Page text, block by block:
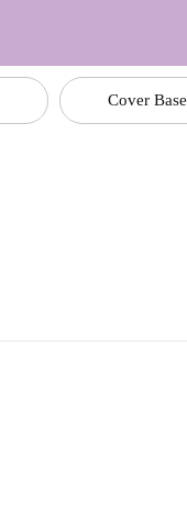
Cover Base